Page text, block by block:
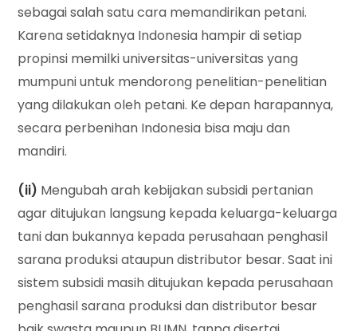
sebagai salah satu cara memandirikan petani.
Karena setidaknya Indonesia hampir di setiap
propinsi memilki universitas-universitas yang
mumpuni untuk mendorong penelitian-penelitian
yang dilakukan oleh petani. Ke depan harapannya,
secara perbenihan Indonesia bisa maju dan
mandiri.
(ii) Mengubah arah kebijakan subsidi pertanian
agar ditujukan langsung kepada keluarga-keluarga
tani dan bukannya kepada perusahaan penghasil
sarana produksi ataupun distributor besar. Saat ini
sistem subsidi masih ditujukan kepada perusahaan
penghasil sarana produksi dan distributor besar